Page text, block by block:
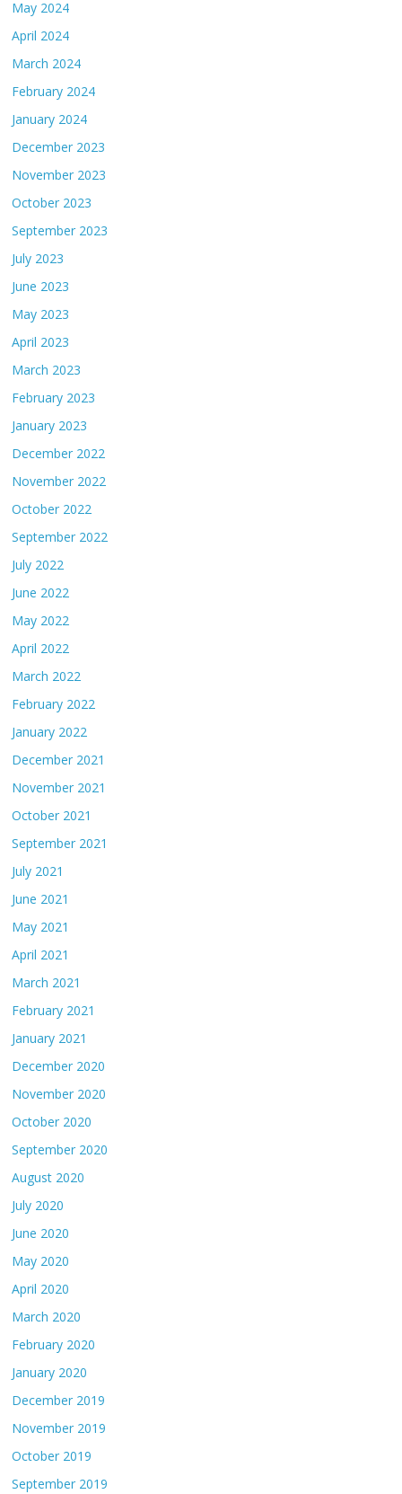
May 2024
April 2024
March 2024
February 2024
January 2024
December 2023
November 2023
October 2023
September 2023
July 2023
June 2023
May 2023
April 2023
March 2023
February 2023
January 2023
December 2022
November 2022
October 2022
September 2022
July 2022
June 2022
May 2022
April 2022
March 2022
February 2022
January 2022
December 2021
November 2021
October 2021
September 2021
July 2021
June 2021
May 2021
April 2021
March 2021
February 2021
January 2021
December 2020
November 2020
October 2020
September 2020
August 2020
July 2020
June 2020
May 2020
April 2020
March 2020
February 2020
January 2020
December 2019
November 2019
October 2019
September 2019